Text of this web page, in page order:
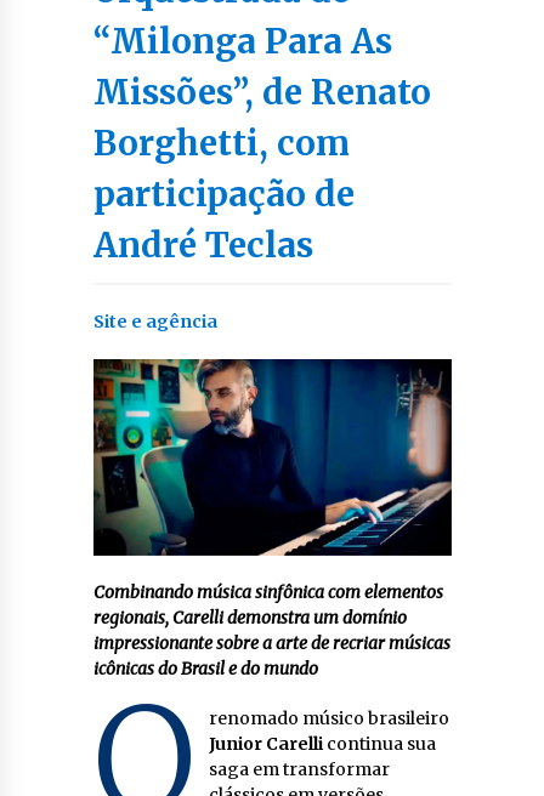
“Milonga Para As
Missões”, de Renato
Borghetti, com
participação de
André Teclas
Site e agência
Combinando música sinfônica com elementos
regionais, Carelli demonstra um domínio
impressionante sobre a arte de recriar músicas
icônicas do Brasil e do mundo
renomado músico brasileiro
Junior Carelli continua sua
saga em transformar